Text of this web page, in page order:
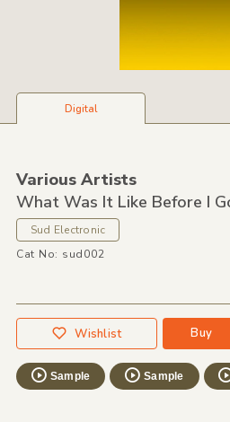
Digital
Various Artists
What Was It Like Before I
Sud Electronic
Cat No: sud002
Wishlist Buy
Sample Sample